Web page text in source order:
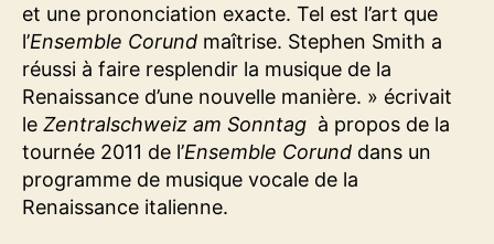
et une prononciation exacte. Tel est l’art que
l’Ensemble Corund maîtrise. Stephen Smith a
réussi à faire resplendir la musique de la
Renaissance d’une nouvelle manière. » écrivait
le Zentralschweiz am Sonntag à propos de la
tournée 2011 de l’Ensemble Corund dans un
programme de musique vocale de la
Renaissance italienne.